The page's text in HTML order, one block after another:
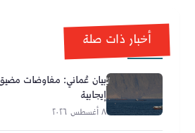
أخبار ذات صلة
بيان عُماني: مفاوضات
إيجابية
٨ أغسطس ٢٠٢٦